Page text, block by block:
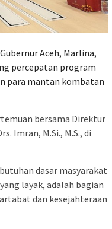
Aceh, Marlina,
percepatan program
para mantan kombatan
bersama Direktur
Imran, M.Si., M.S., di
dasar masyarakat
layak, adalah bagian
dan kesejahteraan